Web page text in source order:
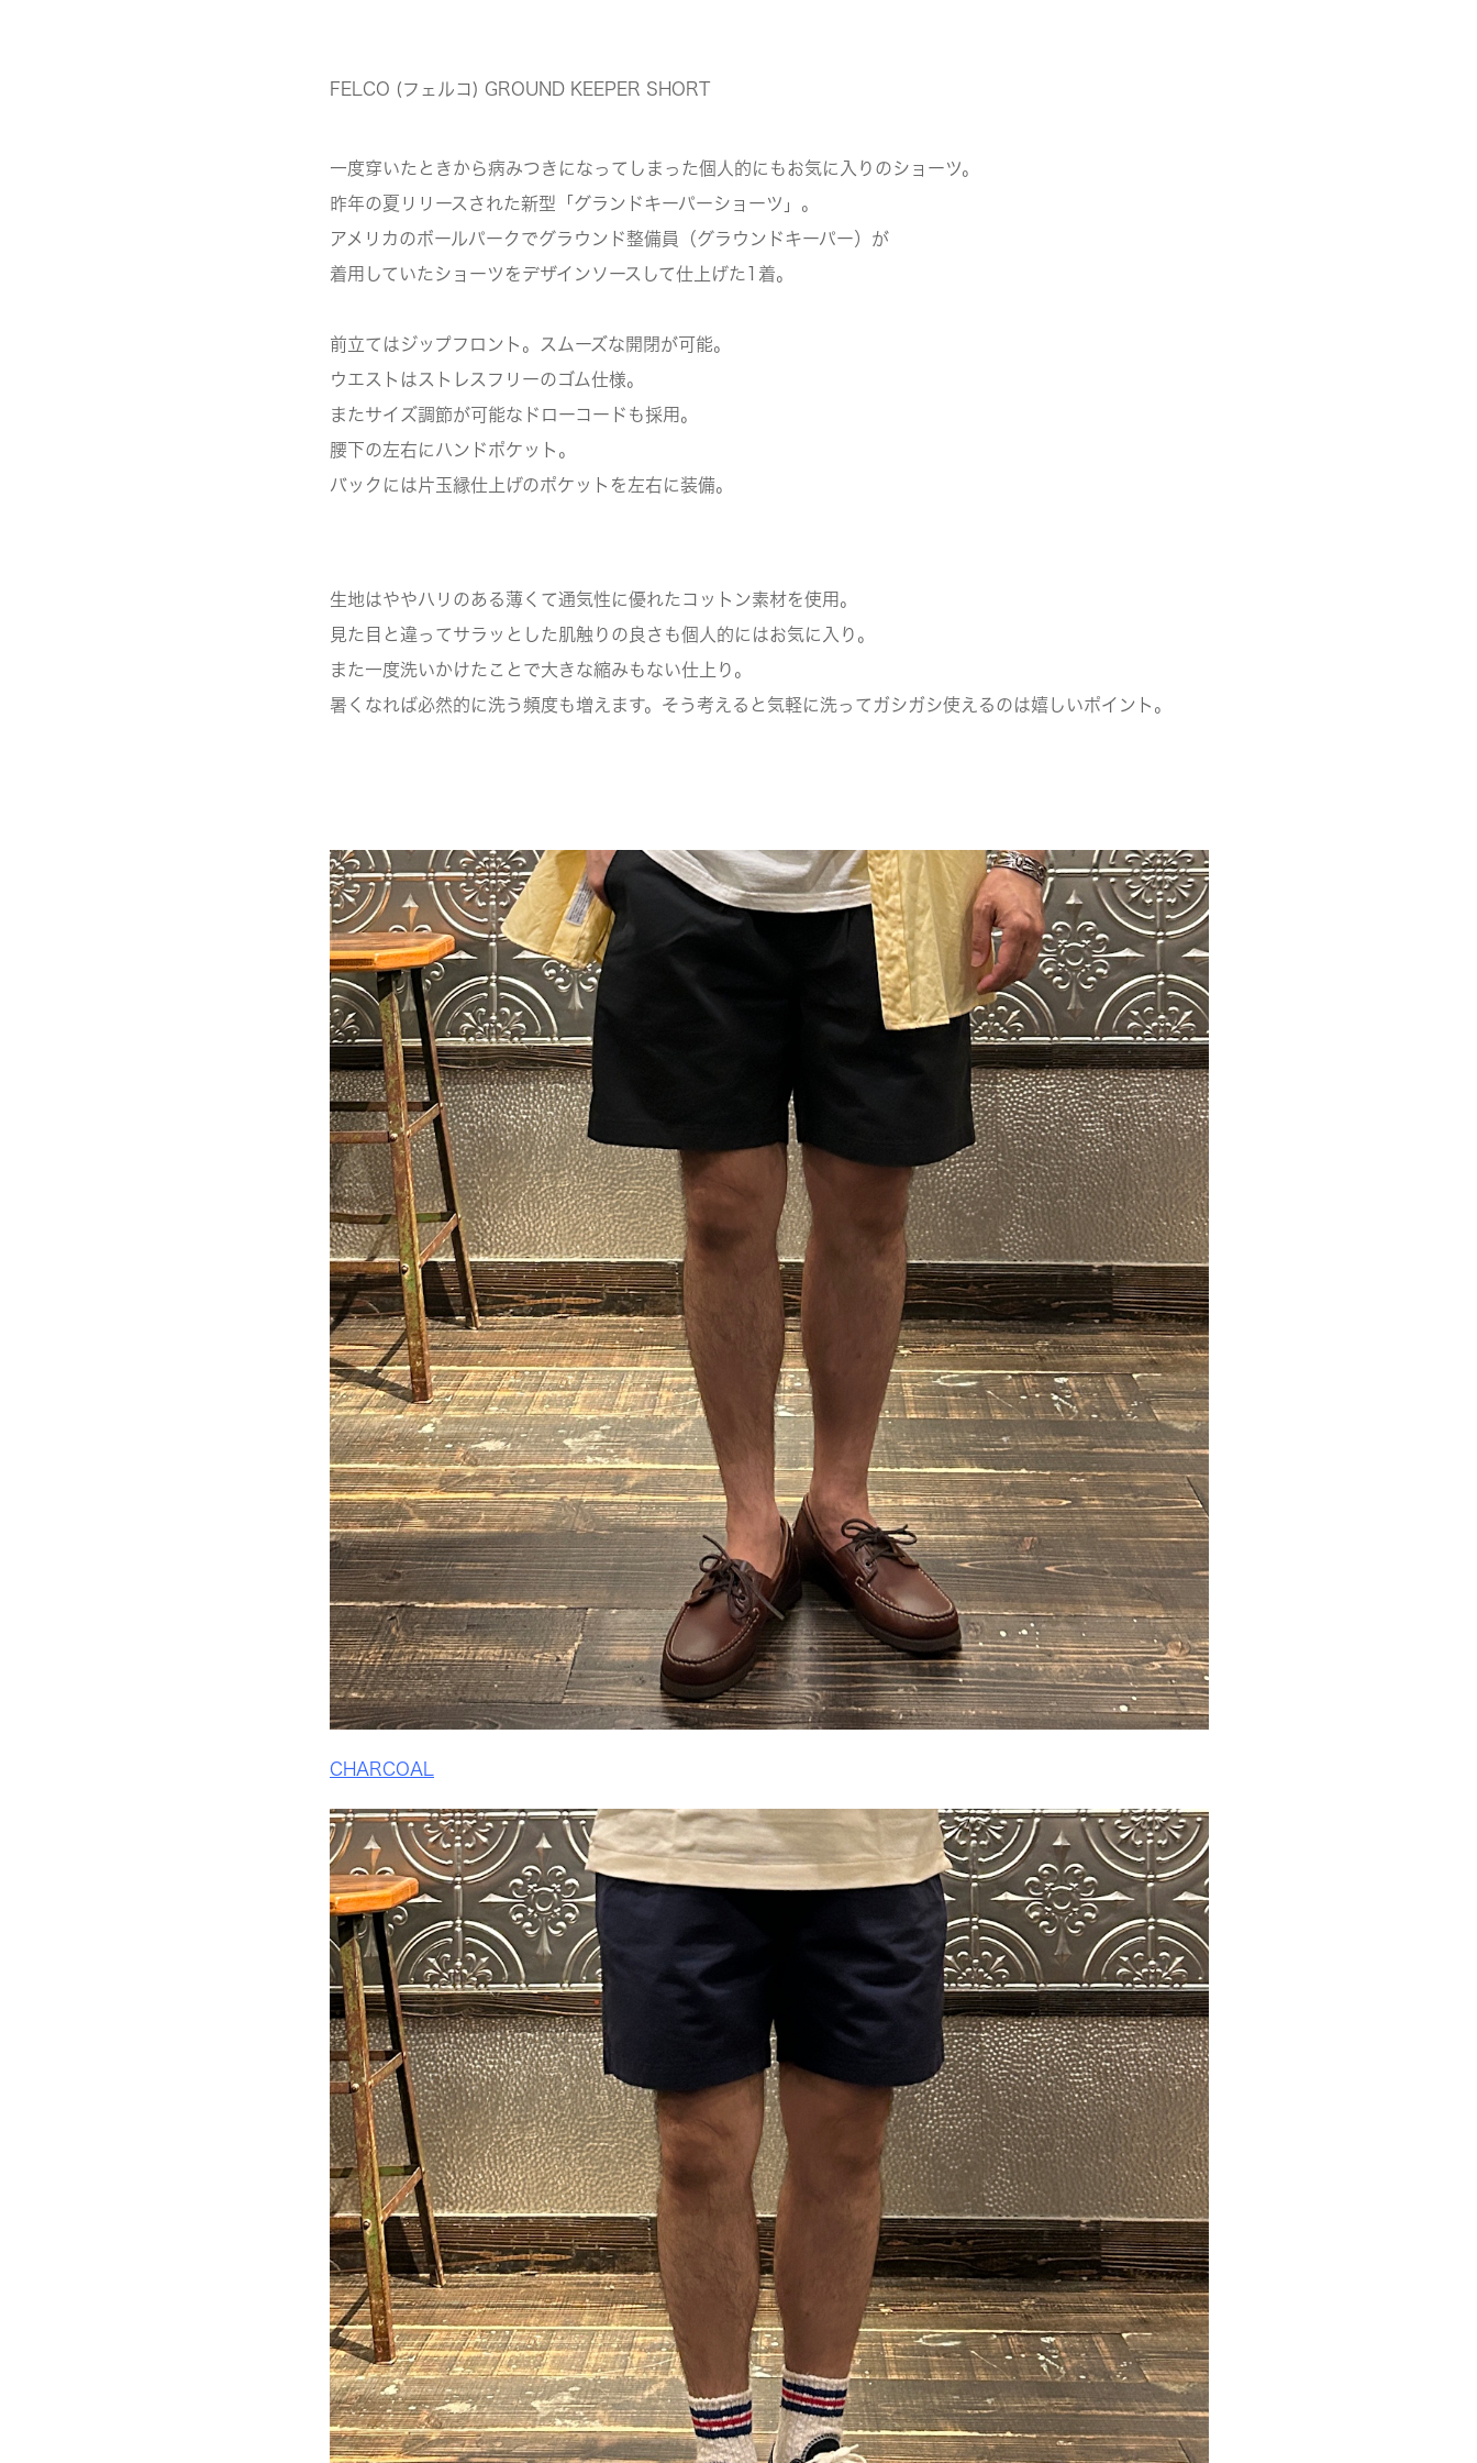
FELCO (フェルコ) GROUND KEEPER SHORT
一度穿いたときから病みつきになってしまった個人的にもお気に入りのショーツ。
昨年の夏リリースされた新型「グランドキーパーショーツ」。
アメリカのボールパークでグラウンド整備員（グラウンドキーパー）が
着用していたショーツをデザインソースして仕上げた1着。
前立てはジップフロント。スムーズな開閉が可能。
ウエストはストレスフリーのゴム仕様。
またサイズ調節が可能なドローコードも採用。
腰下の左右にハンドポケット。
バックには片玉縁仕上げのポケットを左右に装備。
生地はややハリのある薄くて通気性に優れたコットン素材を使用。
見た目と違ってサラッとした肌触りの良さも個人的にはお気に入り。
また一度洗いかけたことで大きな縮みもない仕上り。
暑くなれば必然的に洗う頻度も増えます。そう考えると気軽に洗ってガシガシ使えるのは嬉しいポイント。
CHARCOAL